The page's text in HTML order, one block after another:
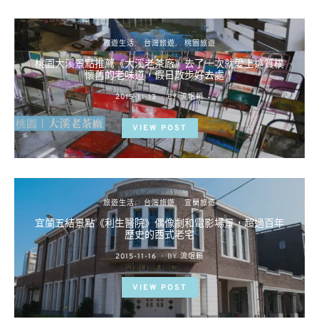
旅遊生活 台灣旅遊 桃園旅遊
桃園大溪景點推薦《大溪老茶廠》去了一次就愛上這質樸
懷舊的老味道，假日散步好去處！
POSTED
ON
2015-11-13 BY 流氓顆
VIEW POST
旅遊生活 台灣旅遊 宜蘭旅遊
宜蘭五結景點《利生醫院》偶像劇和電影場景，超過百年
歷史的西式老宅
POSTED
ON
2015-11-16 BY 流氓顆
VIEW POST